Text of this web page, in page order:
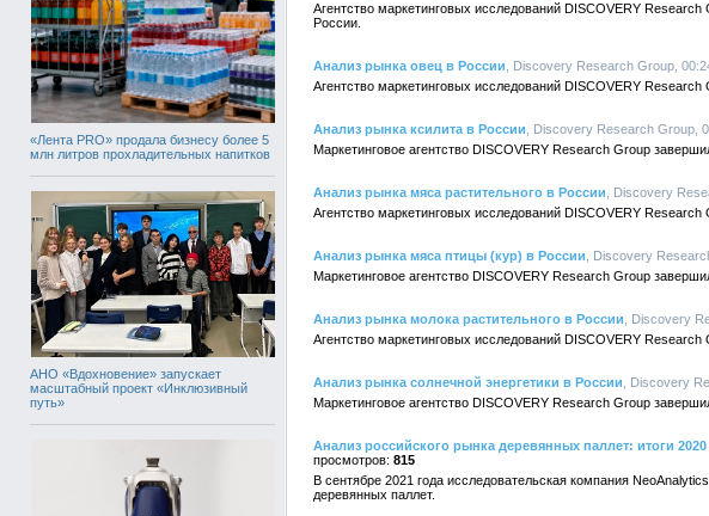
«Лента PRO» продала бизнесу более 5
млн литров прохладительных напитков
АНО «Вдохновение» запускает
масштабный проект «Инклюзивный
путь»
Агентство маркетинговых исследований DISCOVERY
России.
Анализ рынка овец в России , Discovery Research Group,
Агентство маркетинговых исследований DISCOVERY
Анализ рынка ксилита в России , Discovery Research Group,
Маркетинговое агентство DISCOVERY Research Group
Анализ рынка мяса растительного в России , Discovery
Агентство маркетинговых исследований DISCOVERY
Анализ рынка мяса птицы (кур) в России , Discovery
Маркетинговое агентство DISCOVERY Research Group
Анализ рынка молока растительного в России , Discovery
Агентство маркетинговых исследований DISCOVERY
Анализ рынка солнечной энергетики в России , Discovery
Маркетинговое агентство DISCOVERY Research Group
Анализ российского рынка деревянных паллет: итоги 2020
815
В сентябре 2021 года исследовательская компания
деревянных паллет.